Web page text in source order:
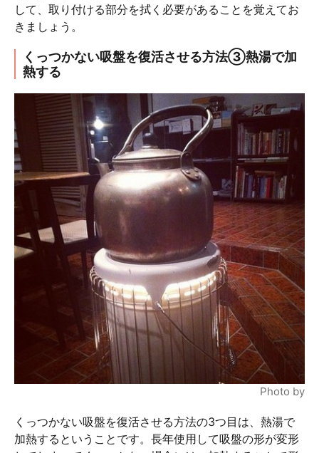
して、取り付ける部分を拭く必要があることを覚えてお
きましょう。
くっつかない吸盤を復活させる方法③熱湯で加
熱する
Photo by
くっつかない吸盤を復活させる方法の3つ目は、熱湯で
加熱するということです。長年使用して吸盤の形が変形